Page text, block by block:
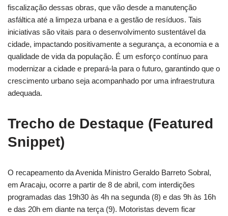
fiscalização dessas obras, que vão desde a manutenção
asfáltica até a limpeza urbana e a gestão de resíduos. Tais
iniciativas são vitais para o desenvolvimento sustentável da
cidade, impactando positivamente a segurança, a economia e a
qualidade de vida da população. É um esforço contínuo para
modernizar a cidade e prepará-la para o futuro, garantindo que o
crescimento urbano seja acompanhado por uma infraestrutura
adequada.
Trecho de Destaque (Featured
Snippet)
O recapeamento da Avenida Ministro Geraldo Barreto Sobral,
em Aracaju, ocorre a partir de 8 de abril, com interdições
programadas das 19h30 às 4h na segunda (8) e das 9h às 16h
e das 20h em diante na terça (9). Motoristas devem ficar